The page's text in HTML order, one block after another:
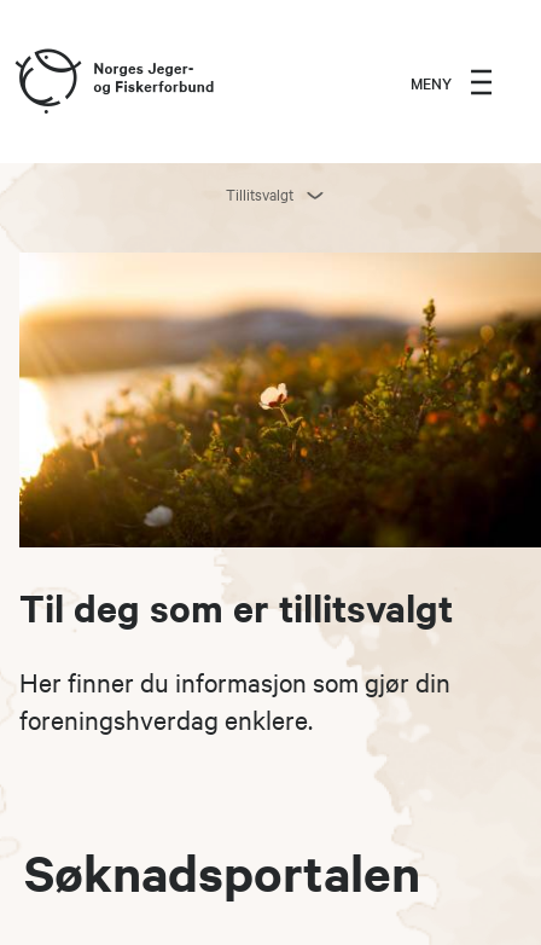
MENY
Tillitsvalgt
Til deg som er tillitsvalgt
Her finner du informasjon som gjør din
foreningshverdag enklere.
Søknadsportalen